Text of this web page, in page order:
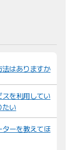
はありますか
を利用してい
たい
ーを教えてほ